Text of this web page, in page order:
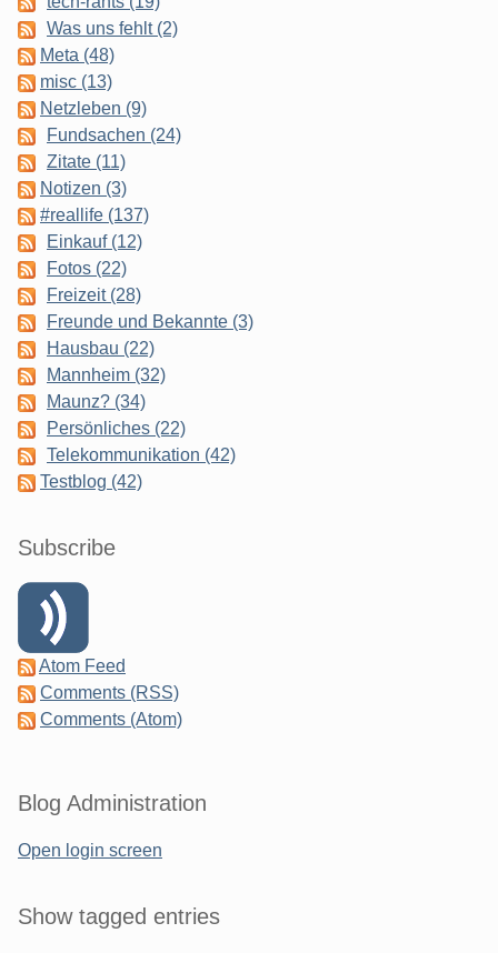
Was uns fehlt (2)
Meta (48)
misc (13)
Netzleben (9)
Fundsachen (24)
Zitate (11)
Notizen (3)
#reallife (137)
Einkauf (12)
Fotos (22)
Freizeit (28)
Freunde und Bekannte (3)
Hausbau (22)
Mannheim (32)
Maunz? (34)
Persönliches (22)
Telekommunikation (42)
Testblog (42)
Subscribe
Atom Feed
Comments (RSS)
Comments (Atom)
Blog Administration
Open login screen
Show tagged entries